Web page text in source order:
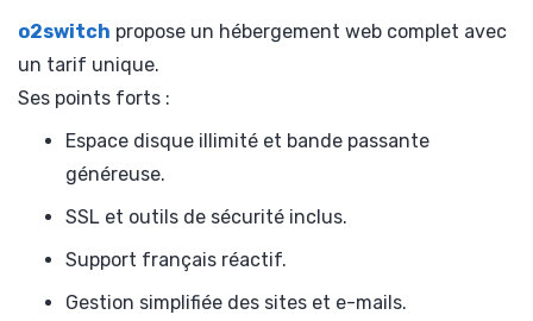
o2switch propose un hébergement web complet avec
un tarif unique.
Ses points forts :
Espace disque illimité et bande passante
généreuse.
SSL et outils de sécurité inclus.
Support français réactif.
Gestion simplifiée des sites et e-mails.